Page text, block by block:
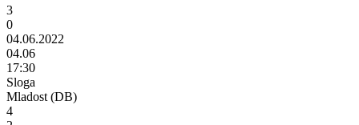
3
0
04.06.2022
04.06
17:30
Sloga
Mladost (DB)
4